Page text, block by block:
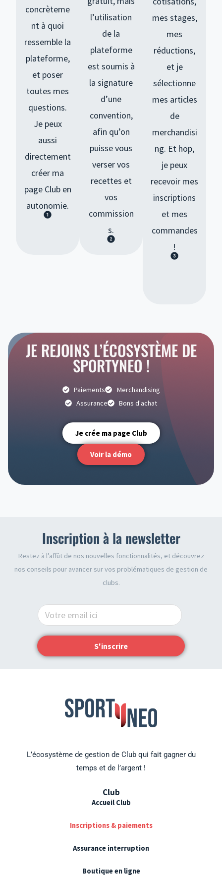
concrèteme
nt à quoi
ressemble la
plateforme,
et poser
toutes mes
questions.
Je peux
aussi
directement
créer ma
page Club en
autonomie.
l’utilisation
de la
plateforme
est soumis à
la signature
d’une
convention,
afin qu’on
puisse vous
verser vos
recettes et
vos
commission
s.
mes stages,
mes
réductions,
et je
sélectionne
mes articles
de
merchandisi
ng. Et hop,
je peux
recevoir mes
inscriptions
et mes
commandes
!
JE REJOINS L’ÉCOSYSTÈME DE
SPORTYNEO !
Paiements
Merchandising
Assurance
Bons d'achat
Je crée ma page Club
Voir la démo
Inscription à la newsletter
Restez à l’affût de nos nouvelles fonctionnalités, et découvrez
nos conseils pour avancer sur vos problématiques de gestion de
clubs.
S'inscrire
L’écosystème de gestion de Club qui fait gagner du
temps et de l’argent !
Club
Accueil Club
Inscriptions & paiements
Assurance interruption
Boutique en ligne